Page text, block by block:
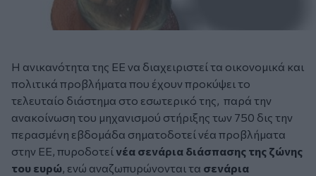
Η ανικανότητα της ΕΕ να διαχειριστεί τα οικονομικά και
πολιτικά προβλήματα που έχουν προκύψει το
τελευταίο διάστημα στο εσωτερικό της, παρά την
ανακοίνωση του μηχανισμού στήριξης των 750 δις την
περασμένη εβδομάδα σηματοδοτεί νέα προβλήματα
στην ΕΕ, πυροδοτεί νέα σενάρια διάσπασης της ζώνης
του ευρώ, ενώ αναζωπυρώνονται τα σενάρια